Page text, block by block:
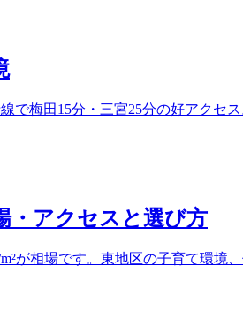
で梅田15分・三宮25分の好アク
・アクセスと選び方
が相場です。東地区の子育て環